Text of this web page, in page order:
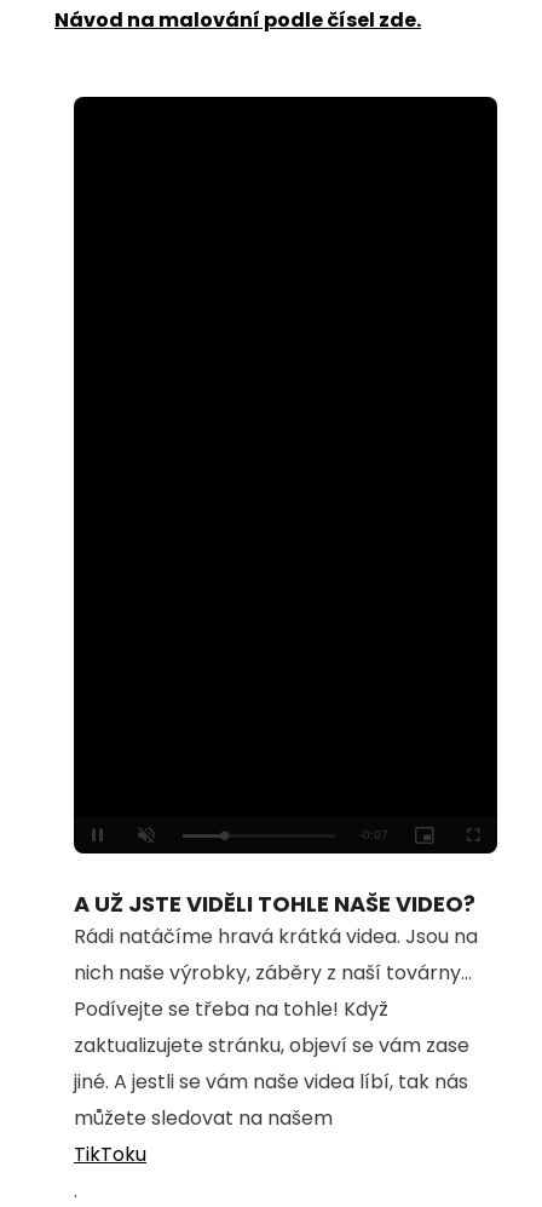
Návod na malování podle čísel zde.
Unmute
100.00%
A UŽ JSTE VIDĚLI TOHLE NAŠE VIDEO?
Rádi natáčíme hravá krátká videa. Jsou na
nich naše výrobky, záběry z naší továrny...
Podívejte se třeba na tohle! Když
zaktualizujete stránku, objeví se vám zase
jiné. A jestli se vám naše videa líbí, tak nás
můžete sledovat na našem
TikToku
.